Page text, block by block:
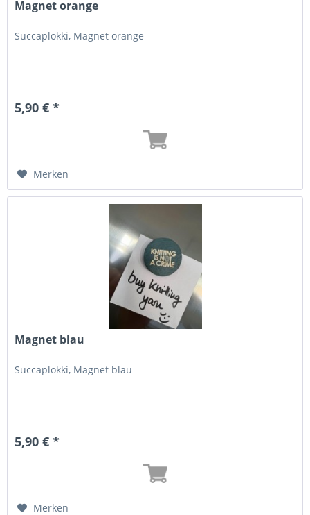
Magnet orange
Succaplokki, Magnet orange
5,90 € *
Merken
Magnet blau
Succaplokki, Magnet blau
5,90 € *
Merken